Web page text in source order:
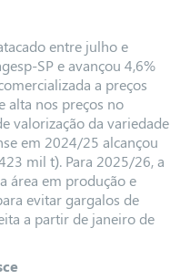
entre julho e
SP e avançou 4,6%
a preços
alta nos preços no
valorização da variedade
em 2024/25 alcançou
mil t). Para 2025/26, a
área em produção e
evitar gargalos de
a partir de janeiro de